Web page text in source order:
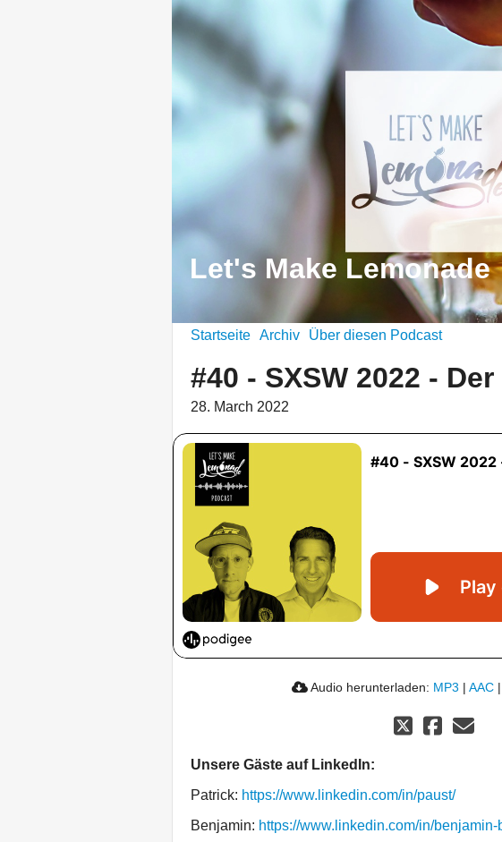
Let's Make Lemonade
Startseite Archiv Über diesen Podcast
#40 - SXSW 2022 -
28. March 2022
Audio herunterladen: MP3 | AAC |
Unsere Gäste auf LinkedIn:
Patrick: https://www.linkedin.com/in/paust/
Benjamin: https://www.linkedin.com/in/